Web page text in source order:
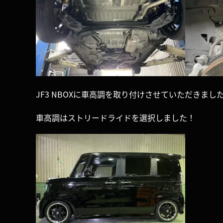
JF3 NBOXに車高調を取り付けさせていただきまし
車高調はストリードライドを選択しました！